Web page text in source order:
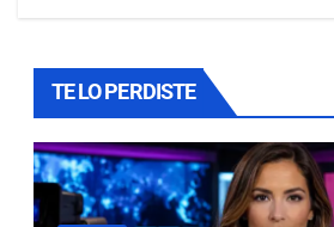
TE LO PERDISTE